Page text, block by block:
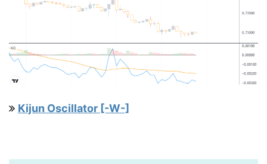
Kijun Oscillator [-W-]